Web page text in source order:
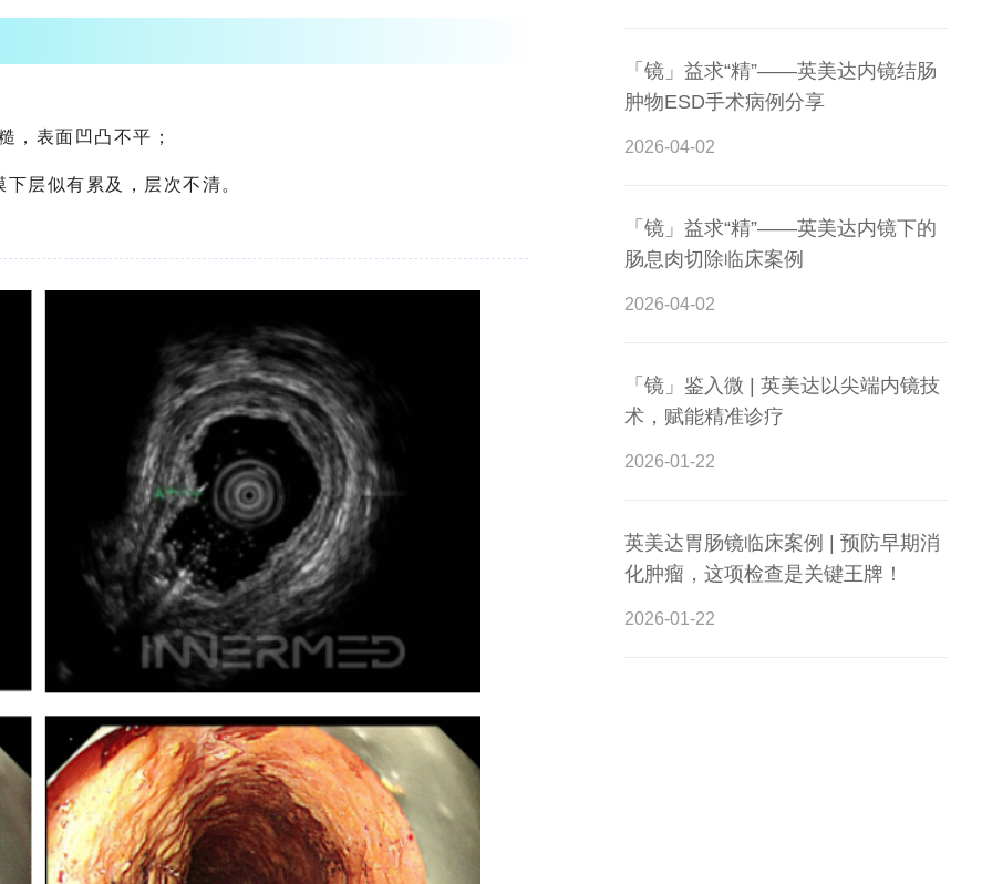
，表面凹凸不平；
层似有累及，层次不清。
「镜」益求“精”——英美达内镜结肠
肿物ESD手术病例分享
2026-04-02
「镜」益求“精”——英美达内镜下的
肠息肉切除临床案例
2026-04-02
「镜」鉴入微 | 英美达以尖端内镜技
术，赋能精准诊疗
2026-01-22
英美达胃肠镜临床案例 | 预防早期消
化肿瘤，这项检查是关键王牌！
2026-01-22